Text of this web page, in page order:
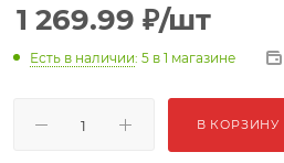
1 269.99 ₽/шт
Есть в наличии: 5 в 1 магазине
В КОРЗИНУ